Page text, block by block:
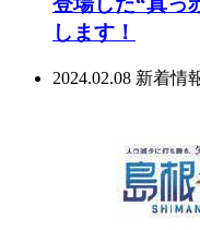
します！
2024.02.08 新着情